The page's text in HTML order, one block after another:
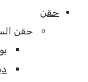
حقن
حقن